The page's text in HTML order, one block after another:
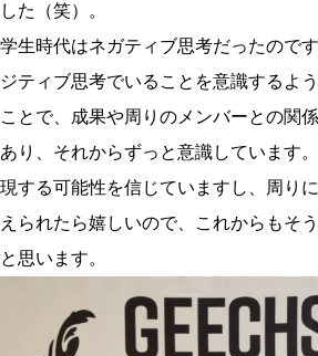
した（笑）。
学生時代はネガティブ思考だったので
ジティブ思考でいることを意識するよ
ことで、成果や周りのメンバーとの関
あり、それからずっと意識しています
現する可能性を信じていますし、周り
えられたら嬉しいので、これからもそ
と思います。